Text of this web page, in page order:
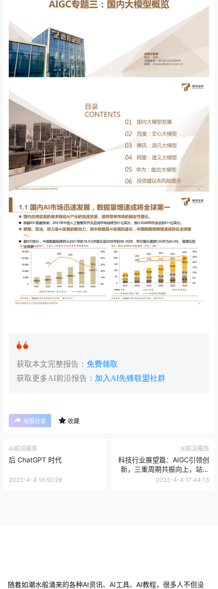
获取本文完整报告： 免费领取
获取更多AI前沿报告： 加入AI先锋联盟社群
海报分享 收藏
AI前沿报告
后 ChatGPT 时代
2023-4-4 16:50:28
AI前沿报告
科技行业展望篇：AIGC引领创
新，三重周期共振向上，站在
新科技牛市起点
2023-4-4 17:44:13
随着如潮水般涌来的各种AI资讯、AI工具、AI教程，很多人不但没